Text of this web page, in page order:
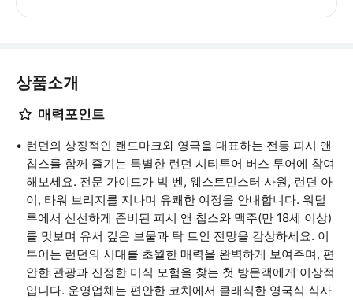
상품소개
매력포인트
런던의 상징적인 랜드마크와 영국을 대표하는 전통 피시 앤
칩스를 함께 즐기는 특별한 런던 시티투어 버스 투어에 참여
해보세요. 전문 가이드가 빅 벤, 웨스트민스터 사원, 런던 아
이, 타워 브리지를 지나며 유쾌한 여정을 안내합니다. 워털
루에서 신선하게 준비된 피시 앤 칩스와 맥주(만 18세 이상)
를 맛보며 유서 깊은 보물과 탁 트인 전망을 감상하세요. 이
투어는 런던의 시대를 초월한 매력을 완벽하게 보여주며, 편
안한 관광과 진정한 미식 모험을 찾는 첫 방문객에게 이상적
입니다. 운영업체는 편안한 코치에서 클래식한 영국식 식사